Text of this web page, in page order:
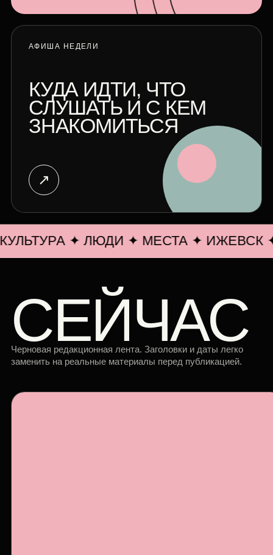
АФИША НЕДЕЛИ
КУДА ИДТИ, ЧТО
СЛУШАТЬ И С КЕМ
ЗНАКОМИТЬСЯ
↗
✦ ЛЮДИ ✦ МЕСТА ✦ ИЖЕВСК ✦
СЕЙЧАС
Черновая редакционная лента. Заголовки и даты легко
заменить на реальные материалы перед публикацией.